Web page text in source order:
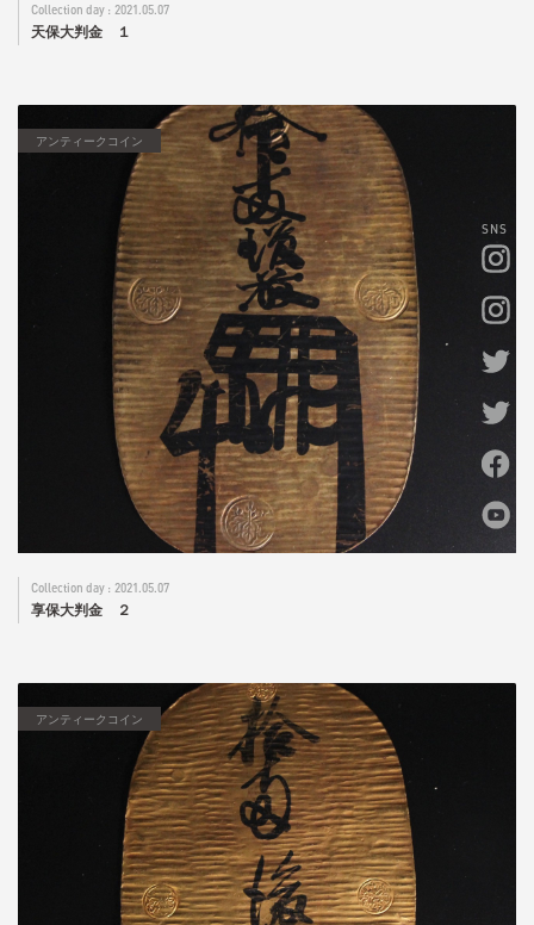
2021.05.07
天保大判金 １
アンティークコイン
2021.05.07
享保大判金 ２
アンティークコイン
SNS